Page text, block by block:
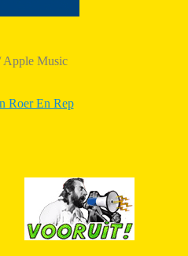
Apple Music
Roer En Rep